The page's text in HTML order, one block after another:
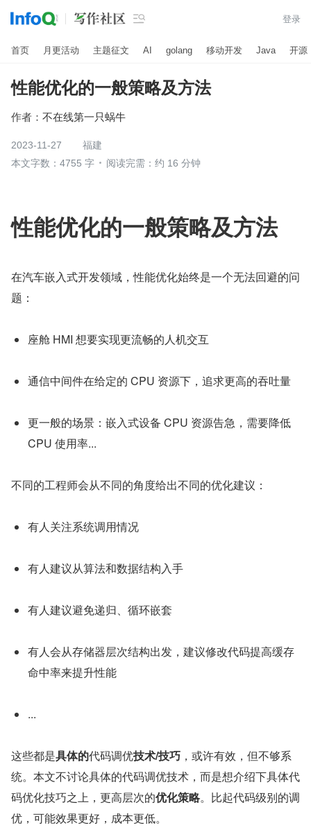
 登录
首页 月更活动 主题征文 AI golang 移动开发 Java 开源
性能优化的一般策略及方法
作者： 不在线第一只蜗牛
2023-11-27
福建
本文字数：4755 字
阅读完需：约 16 分钟
性能优化的一般策略及方法
在汽车嵌入式开发领域，性能优化始终是一个无法回避的问
题：
座舱 HMI 想要实现更流畅的人机交互
通信中间件在给定的 CPU 资源下，追求更高的吞吐量
更一般的场景：嵌入式设备 CPU 资源告急，需要降低
CPU 使用率...
不同的工程师会从不同的角度给出不同的优化建议：
有人关注系统调用情况
有人建议从算法和数据结构入手
有人建议避免递归、循环嵌套
有人会从存储器层次结构出发，建议修改代码提高缓存
命中率来提升性能
...
这些都是具体的代码调优技术/技巧 ，或许有效，但不够系
统。本文不讨论具体的代码调优技术，而是想介绍下具体代
码优化技巧之上，更高层次的优化策略。比起代码级别的调
优，可能效果更好，成本更低。